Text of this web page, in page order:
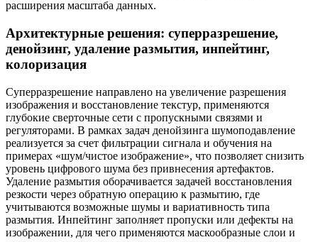
расширения масштаба данных.
Архитектурные решения: суперразрешение,
денойзинг, удаление размытия, инпейтинг,
колоризация
Суперразрешение направлено на увеличение разрешения
изображения и восстановление текстур, применяются
глубокие сверточные сети с пропускными связями и
регуляторами. В рамках задач денойзинга шумоподавление
реализуется за счет фильтрации сигнала и обучения на
примерах «шум/чистое изображение», что позволяет снизить
уровень цифрового шума без привнесения артефактов.
Удаление размытия оборачивается задачей восстановления
резкости через обратную операцию к размытию, где
учитываются возможные шумы и вариативность типа
размытия. Инпейтинг заполняет пропуски или дефекты на
изображении, для чего применяются маскообразные слои и